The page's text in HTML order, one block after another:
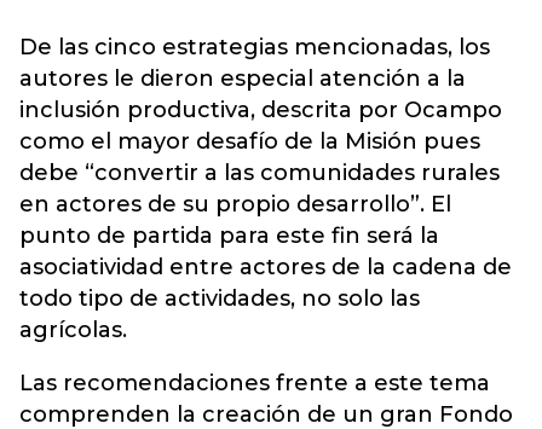
De las cinco estrategias mencionadas, los
autores le dieron especial atención a la
inclusión productiva, descrita por Ocampo
como el mayor desafío de la Misión pues
debe “convertir a las comunidades rurales
en actores de su propio desarrollo”. El
punto de partida para este fin será la
asociatividad entre actores de la cadena de
todo tipo de actividades, no solo las
agrícolas.
Las recomendaciones frente a este tema
comprenden la creación de un gran Fondo